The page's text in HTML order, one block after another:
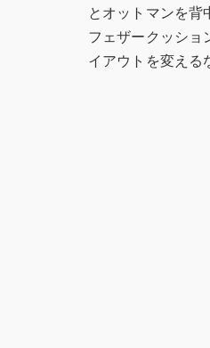
とオットマンを背
フェザークッショ
イアウトを変える